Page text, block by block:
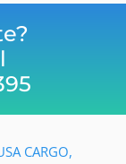
CARGO,